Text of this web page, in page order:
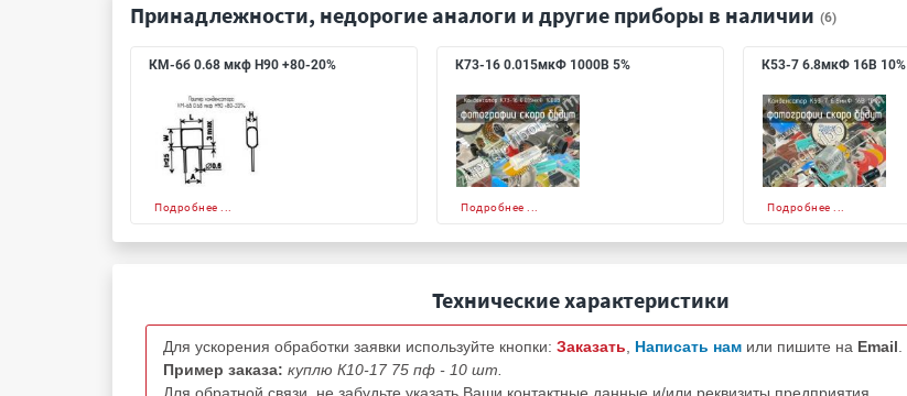
Принадлежности, недорогие аналоги и другие приборы в наличии (6)
КМ-6б 0.68 мкф Н90 +80-20%
Подробнее ...
К73-16 0.015мкФ 1000В 5%
Подробнее ...
К53-7 6.8мкФ 16В 10%
Подробнее ...
Технические характеристики
Для ускорения обработки заявки используйте кнопки: Заказать Написать нам или пишите на Email
Пример заказа: куплю К10-17 75 пф - 10 шт.